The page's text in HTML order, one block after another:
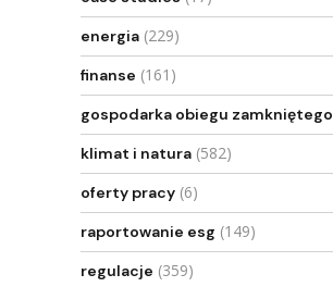
energia (229)
finanse (161)
gospodarka obiegu zamkniętego
klimat i natura (582)
oferty pracy (6)
raportowanie esg (149)
regulacje (359)